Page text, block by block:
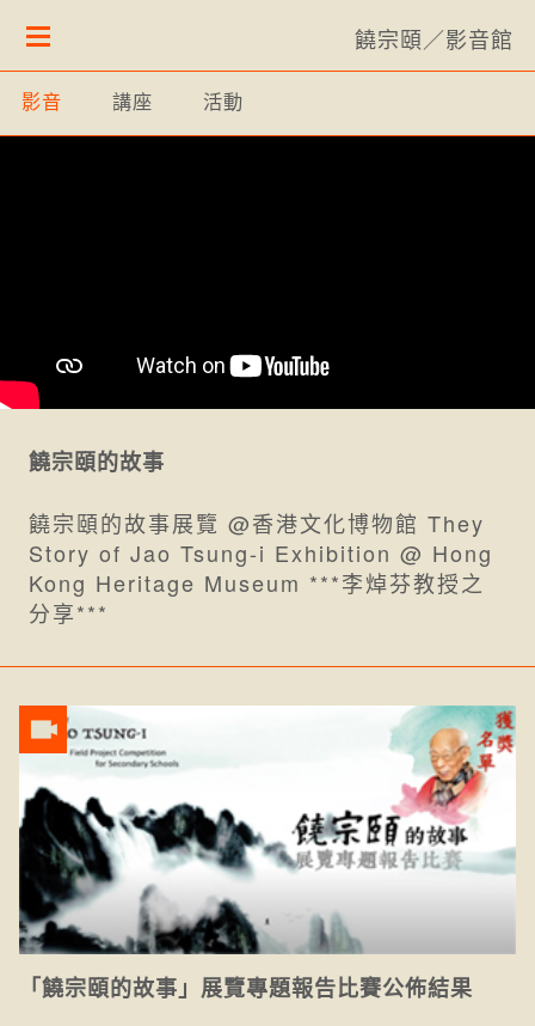
饒宗頤／影音館
影音 講座 活動
饒宗頤的故事
饒宗頤的故事展覽 @香港文化博物館 They
Story of Jao Tsung-i Exhibition @ Hong
Kong Heritage Museum ***李焯芬教授之
分享***
「饒宗頤的故事」展覽專題報告比賽公佈結果